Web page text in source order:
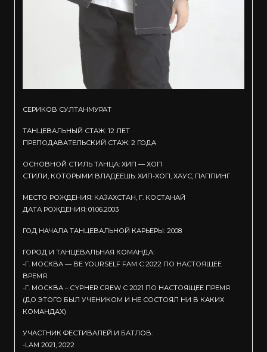
СЕРИКОВ СУЛТАНМУРАТ
ТАНЦЕВАЛЬНЫЙ СТАЖ: 12 ЛЕТ
ПРЕПОДАВАТЕЛЬСКИЙ СТАЖ: 2 ГОДА
ОСНОВНОЙ СТИЛЬ ТАНЦА: ХИП — ХОП
СТИЛИ, КОТОРЫМИ ВЛАДЕЕШЬ: ХИП-ХОП, ХАУС, ПАППИНГ
МЕСТО РОЖДЕНИЯ: КАЗАХСТАН, Г. КОСТАНАЙ
ДАТА РОЖДЕНИЯ: 01.06.2003
ГОД НАЧАЛА ТАНЦЕВАЛЬНОЙ КАРЬЕРЫ: 2008
ГОРОД И ТАНЦЕВАЛЬНАЯ КОМАНДА:
-Г. МОСКВА — BE YOURSELF FAM С 2022 ПО НАСТОЯЩЕЕ
ВРЕМЯ
-Г. МОСКВА – CYPHER CREW С 2021 ПО НАСТОЯЩЕЕ ПРЕМЯ
(ДО ЭТОГО БЫЛ УЧЕНИКОМ И НЕ СОСТОЯЛ НИ В КАКИХ
КОМАНДАХ)
УЧАСТНИК ФЕСТИВАЛЕЙ И БАТЛОВ:
-LAM 2021, 2022